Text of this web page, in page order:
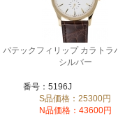
パテックフィリップ カラトラ
シルバー
番号：5196J
S品価格：25300円
N品価格：43600円